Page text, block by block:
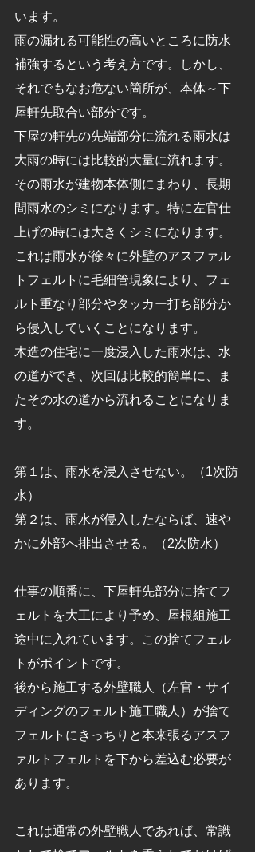
います。
雨の漏れる可能性の高いところに防水
補強するという考え方です。しかし、
それでもなお危ない箇所が、本体～下
屋軒先取合い部分です。
下屋の軒先の先端部分に流れる雨水は
大雨の時には比較的大量に流れます。
その雨水が建物本体側にまわり、長期
間雨水のシミになります。特に左官仕
上げの時には大きくシミになります。
これは雨水が徐々に外壁のアスファル
トフェルトに毛細管現象により、フェ
ルト重なり部分やタッカー打ち部分か
ら侵入していくことになります。
木造の住宅に一度浸入した雨水は、水
の道ができ、次回は比較的簡単に、ま
たその水の道から流れることになりま
す。
第１は、雨水を浸入させない。（1次防
水）
第２は、雨水が侵入したならば、速や
かに外部へ排出させる。（2次防水）
仕事の順番に、下屋軒先部分に捨てフ
ェルトを大工により予め、屋根組施工
途中に入れています。この捨てフェル
トがポイントです。
後から施工する外壁職人（左官・サイ
ディングのフェルト施工職人）が捨て
フェルトにきっちりと本来張るアスフ
ァルトフェルトを下から差込む必要が
あります。
これは通常の外壁職人であれば、常識